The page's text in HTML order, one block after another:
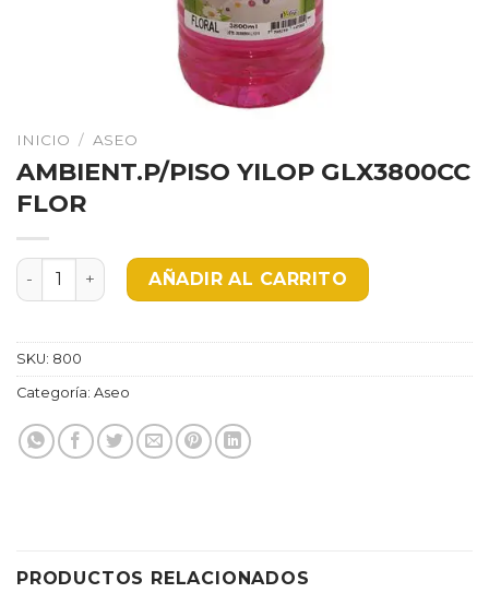
INICIO / ASEO
AMBIENT.P/PISO YILOP GLX3800CC
FLOR
AMBIENT.P/PISO YILOP GLX3800CC FLOR cantidad
AÑADIR AL CARRITO
SKU: 800
Categoría: Aseo
PRODUCTOS RELACIONADOS